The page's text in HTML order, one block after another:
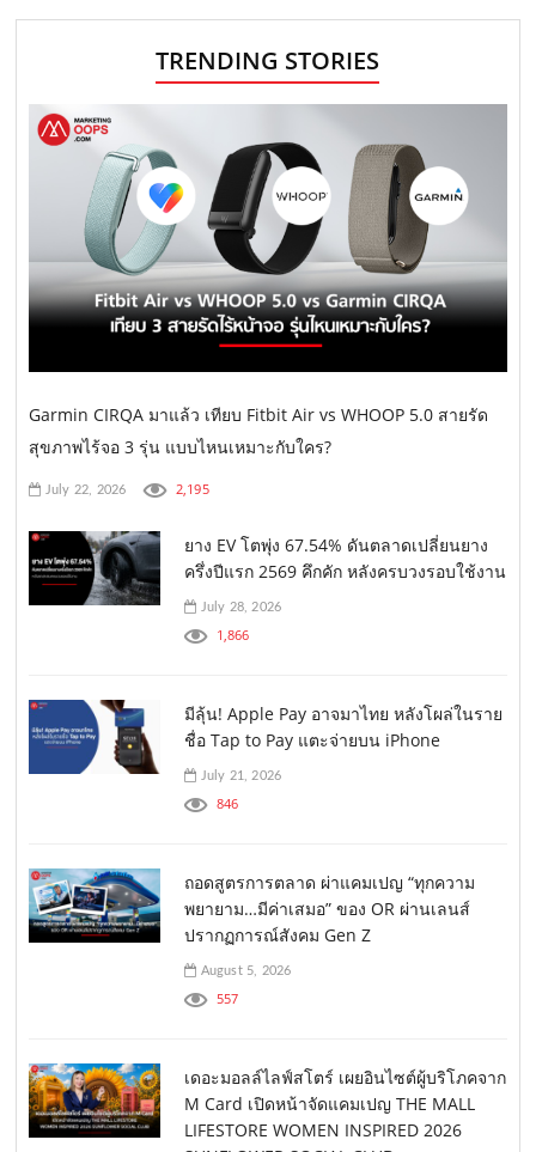
TRENDING STORIES
Garmin CIRQA มาแล้ว เทียบ Fitbit Air vs WHOOP 5.0 สายรัด
สุขภาพไร้จอ 3 รุ่น แบบไหนเหมาะกับใคร?
July 22, 2026 2,195
ยาง EV โตพุ่ง 67.54% ดันตลาดเปลี่ยนยาง
ครึ่งปีแรก 2569 คึกคัก หลังครบวงรอบใช้งาน
July 28, 2026
1,866
มีลุ้น! Apple Pay อาจมาไทย หลังโผล่ในราย
ชื่อ Tap to Pay แตะจ่ายบน iPhone
July 21, 2026
846
ถอดสูตรการตลาด ผ่าแคมเปญ “ทุกความ
พยายาม…มีค่าเสมอ” ของ OR ผ่านเลนส์
ปรากฏการณ์สังคม Gen Z
August 5, 2026
557
เดอะมอลล์ไลฟ์สโตร์ เผยอินไซต์ผู้บริโภคจาก
M Card เปิดหน้าจัดแคมเปญ THE MALL
LIFESTORE WOMEN INSPIRED 2026